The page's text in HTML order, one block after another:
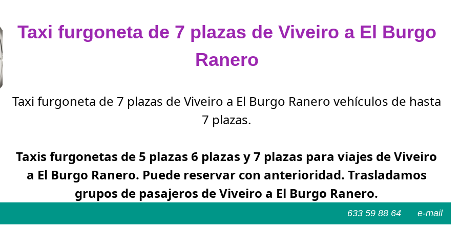
Taxi furgoneta de 7 plazas de Viveiro a El Burgo
Ranero
Taxi furgoneta de 7 plazas de Viveiro a El Burgo Ranero vehículos de hasta
7 plazas.
Taxis furgonetas de 5 plazas 6 plazas y 7 plazas para viajes de Viveiro
a El Burgo Ranero. Puede reservar con anterioridad. Trasladamos
grupos de pasajeros de Viveiro a El Burgo Ranero.
e-mail
633 59 88 64